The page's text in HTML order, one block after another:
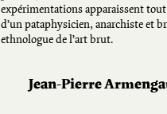
expérimentations apparaissent
d’un pataphysicien, anarchiste et
ethnologue de l’art brut.
Jean-Pierre